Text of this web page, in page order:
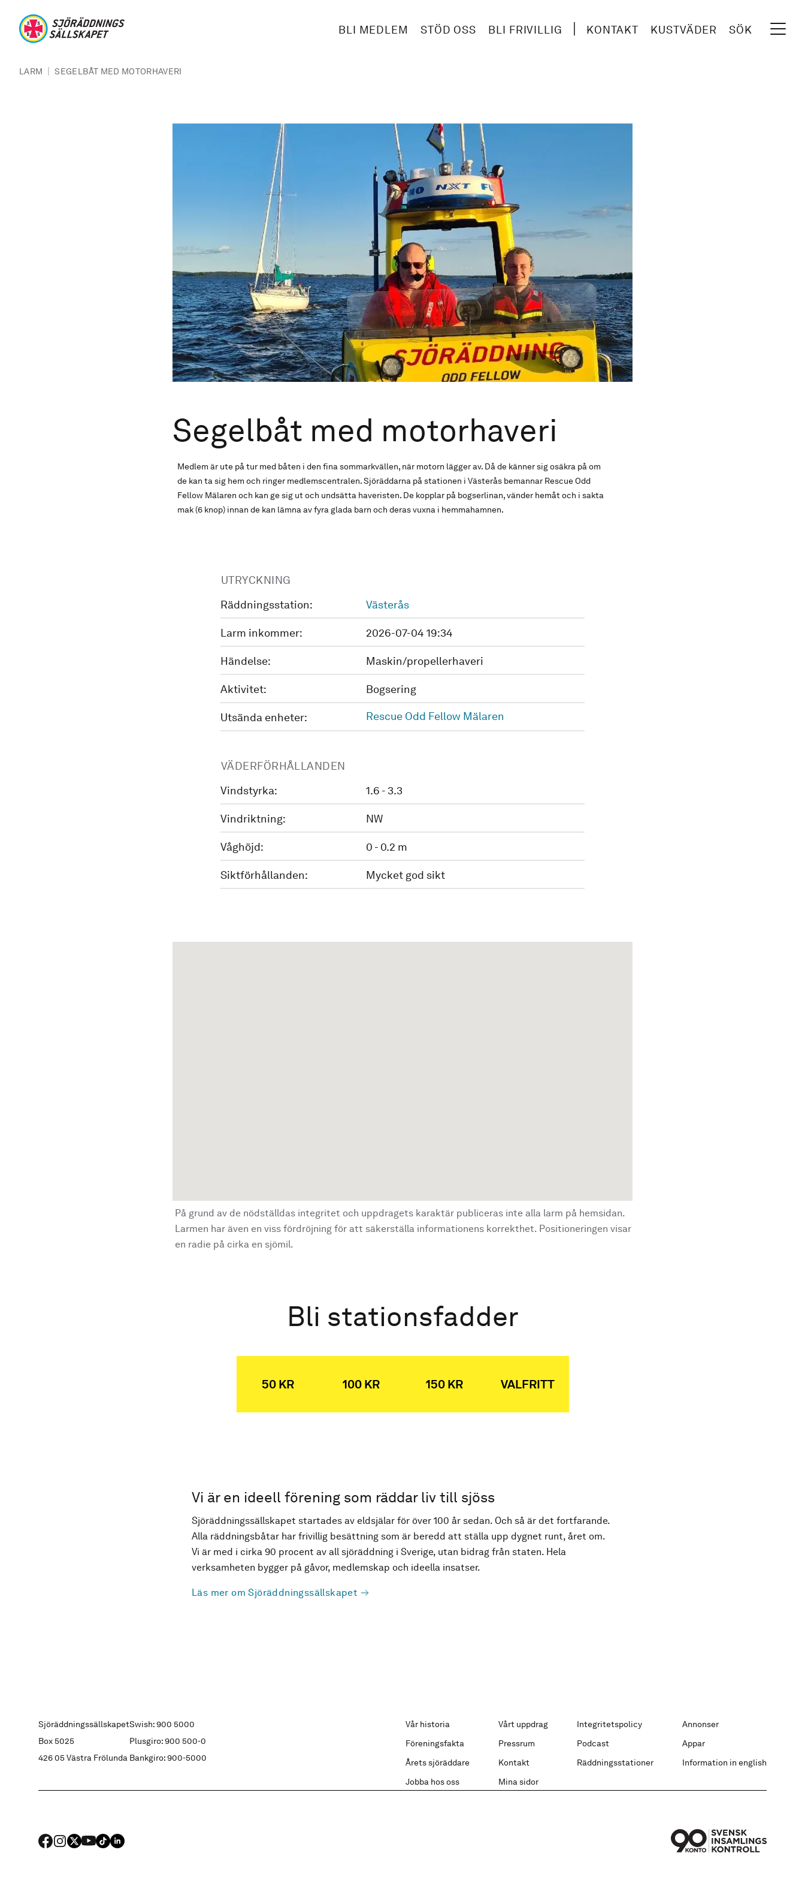
BLI MEDLEM STÖD OSS BLI FRIVILLIG KONTAKT KUSTVÄDER SÖK
LARM | SEGELBÅT MED MOTORHAVERI
Segelbåt med motorhaveri
Medlem är ute på tur med båten i den fina sommarkvällen, när motorn lägger av. Då de känner sig osäkra på om
de kan ta sig hem och ringer medlemscentralen. Sjöräddarna på stationen i Västerås bemannar Rescue Odd
Fellow Mälaren och kan ge sig ut och undsätta haveristen. De kopplar på bogserlinan, vänder hemåt och i sakta
mak (6 knop) innan de kan lämna av fyra glada barn och deras vuxna i hemmahamnen.
UTRYCKNING
Räddningsstation:
Västerås
Larm inkommer: 2026-07-04 19:34
Händelse: Maskin/propellerhaveri
Aktivitet: Bogsering
Utsända enheter: Rescue Odd Fellow Mälaren
VÄDERFÖRHÅLLANDEN
Vindstyrka:
1.6 - 3.3
Vindriktning: NW
Våghöjd: 0 - 0.2 m
Siktförhållanden: Mycket god sikt
På grund av de nödställdas integritet och uppdragets karaktär publiceras inte alla larm på hemsidan.
Larmen har även en viss fördröjning för att säkerställa informationens korrekthet. Positioneringen visar
en radie på cirka en sjömil.
Bli stationsfadder
50 KR 100 KR 150 KR VALFRITT
Vi är en ideell förening som räddar liv till sjöss
Sjöräddningssällskapet startades av eldsjälar för över 100 år sedan. Och så är det fortfarande.
Alla räddningsbåtar har frivillig besättning som är beredd att ställa upp dygnet runt, året om.
Vi är med i cirka 90 procent av all sjöräddning i Sverige, utan bidrag från staten. Hela
verksamheten bygger på gåvor, medlemskap och ideella insatser.
Läs mer om Sjöräddningssällskapet
Sjöräddningssällskapet
Box 5025
426 05 Västra Frölunda
Swish: 900 5000
Plusgiro: 900 500-0
Bankgiro: 900-5000
Vår historia Vårt uppdrag Integritetspolicy
Annonser
Föreningsfakta
Pressrum Podcast
Appar
Årets sjöräddare
Kontakt Räddningsstationer
Information in english
Jobba hos oss
Mina sidor
FACEBOOK
Instagram
X YouTube
TIKTOKLINKED IN